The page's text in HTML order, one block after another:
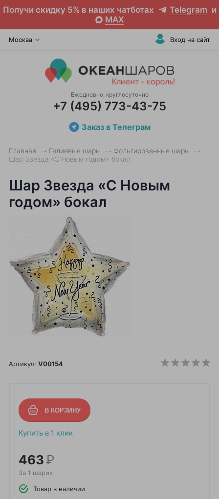
Получи скидку 5% в наших чатботах Telegram и
MAX
Москва Вход на сайт
Ежедневно, круглосуточно
+7 (495) 773-43-75
Заказ в Телеграм
Главная Гелиевые шары
Фольгированные шары
Шар Звезда «С Новым годом» бокал
Шар Звезда «С Новым
годом» бокал
Артикул: V00154
Купить в 1 клик
463Р
За 1 шарик
Товар в наличии